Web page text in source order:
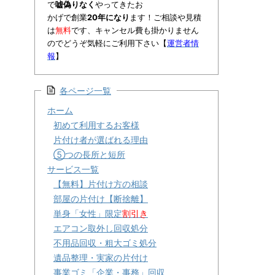
で嘘偽りなく やってきたお
かげで創業20年になり ます！ご相談や見積
は無料です、キャンセル費も掛かりません
のでどうぞ気軽にご利用下さい【運営者情
報】
各ページ一覧
ホーム
初めて利用するお客様
片付け者が選ばれる理由
⑤つの長所と短所
サービス一覧
【無料】片付け方の相談
部屋の片付け【断捨離】
単身「女性」限定割引き
エアコン取外し回収処分
不用品回収・粗大ゴミ処分
遺品整理・実家の片付け
事業ゴミ「企業・事務」回収